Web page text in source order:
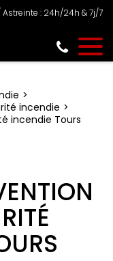
Astreinte : 24h/24h & 7j/7
incendie
incendie Tours